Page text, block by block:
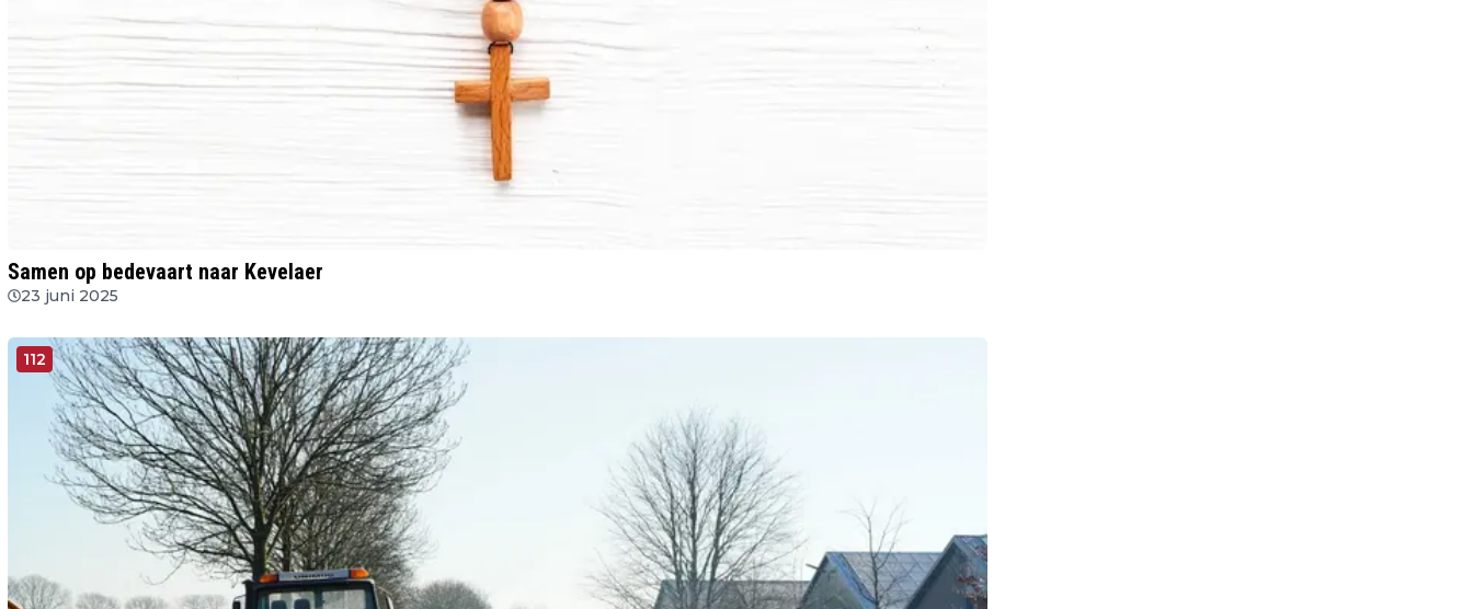
Samen op bedevaart naar Kevelaer
23 juni 2025
112